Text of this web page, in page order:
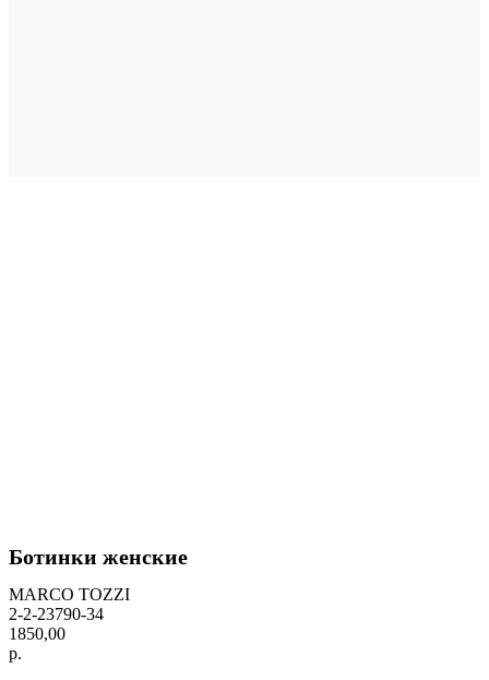
Ботинки женские
MARCO TOZZI
2-2-23790-34
1850,00
р.